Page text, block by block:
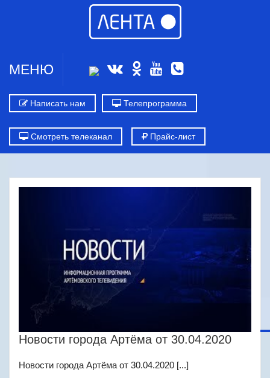
МЕНЮ
Написать нам Телепрограмма
Смотреть телеканал Прайс-лист
Новости города Артёма от 30.04.2020
Новости города Артёма от 30.04.2020 [...]